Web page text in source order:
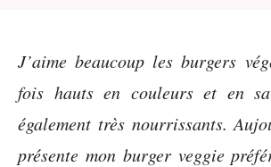
J’aime beaucoup les burgers
fois hauts en couleurs et en
également très nourrissants.
présente mon burger veggie